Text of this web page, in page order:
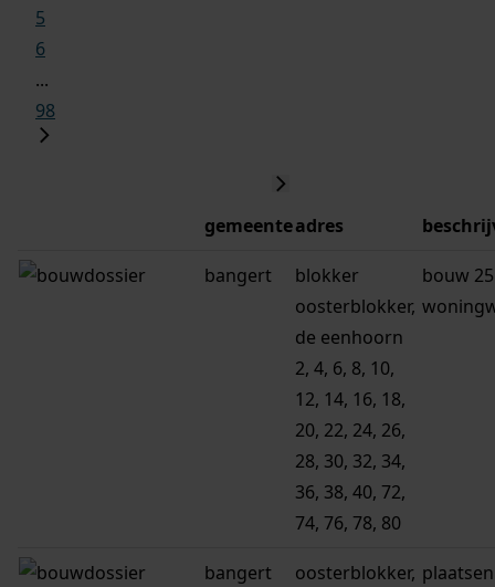
5
6
...
98
gemeenteadres
bangert
blokker
oosterblokker,
de eenhoorn
2, 4, 6, 8, 10,
12, 14, 16, 18,
20, 22, 24, 26,
28, 30, 32, 34,
36, 38, 40, 72,
74, 76, 78, 80
bouw 25
bangert
oosterblokker,